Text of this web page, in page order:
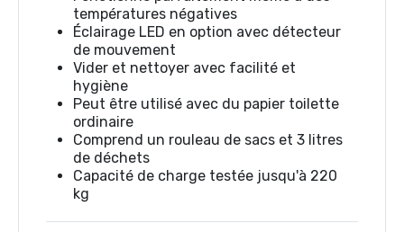
températures négatives
Éclairage LED en option avec détecteur
de mouvement
Vider et nettoyer avec facilité et
hygiène
Peut être utilisé avec du papier toilette
ordinaire
Comprend un rouleau de sacs et 3 litres
de déchets
Capacité de charge testée jusqu'à 220
kg